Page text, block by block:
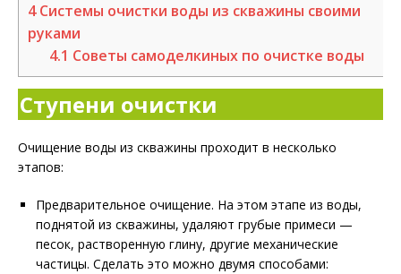
4Системы очистки воды из скважины своими
руками
4.1 Советы самоделкиных по очистке воды
Ступени очистки
Очищение воды из скважины проходит в несколько
этапов:
Предварительное очищение. На этом этапе из воды,
поднятой из скважины, удаляют грубые примеси —
песок, растворенную глину, другие механические
частицы. Сделать это можно двумя способами: